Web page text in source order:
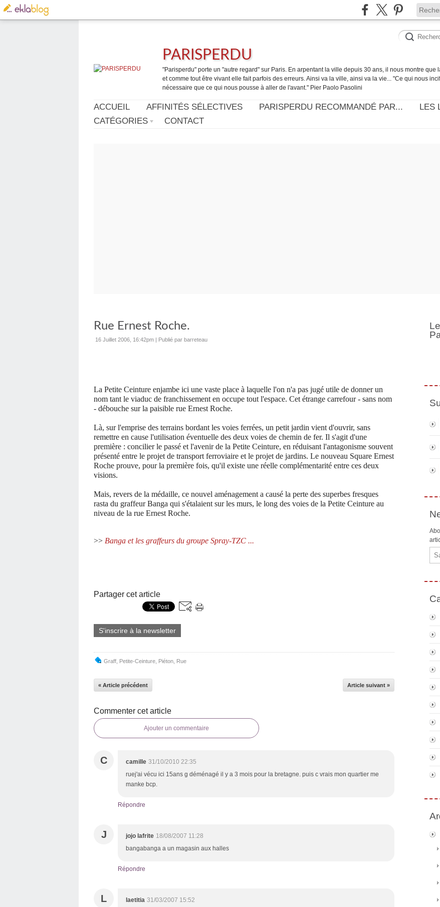
PARISPERDU
"Parisperdu" porte un "autre regard" sur Paris. En arpentant la ville depuis 30 ans, il nous montre que
et comme tout être vivant elle fait parfois des erreurs. Ainsi va la ville, ainsi va la vie... "Ce qui nous
nécessaire que ce qui nous pousse à aller de l'avant." Pier Paolo Pasolini
ACCUEIL AFFINITÉS SÉLECTIVES PARISPERDU RECOMMANDÉ PAR...
LES
CATÉGORIES
CONTACT
Rue Ernest Roche.
16 Juillet 2006, 16:42pm | Publié par barreteau
La Petite Ceinture enjambe ici une vaste place à laquelle l'on n'a pas jugé utile de donner un
nom tant le viaduc de franchissement en occupe tout l'espace. Cet étrange carrefour - sans nom
- débouche sur la paisible rue Ernest Roche.
Là, sur l'emprise des terrains bordant les voies ferrées, un petit jardin vient d'ouvrir, sans
remettre en cause l'utilisation éventuelle des deux voies de chemin de fer. Il s'agit d'une
première : concilier le passé et l'avenir de la Petite Ceinture, en réduisant l'antagonisme souvent
présenté entre le projet de transport ferroviaire et le projet de jardins. Le nouveau Square Ernest
Roche prouve, pour la première fois, qu'il existe une réelle complémentarité entre ces deux
visions.
Mais, revers de la médaille, ce nouvel aménagement a causé la perte des superbes fresques
rasta du graffeur Banga qui s'étalaient sur les murs, le long des voies de la Petite Ceinture au
niveau de la rue Ernest Roche.
>> Banga et les graffeurs du groupe Spray-TZC ...
Partager cet article
S'inscrire à la newsletter
Graff Petite-Ceinture Piéton Rue
« Article précédent Article suivant »
Commenter cet article
Ajouter un commentaire
C camille 31/10/2010 22:35
ruej'ai vécu ici 15ans g déménagé il y a 3 mois pour la bretagne. puis c vrais mon quartier me
manke bcp.
Répondre
J jojo lafrite 18/08/2007 11:28
bangabanga a un magasin aux halles
Répondre
L laetitia 31/03/2007 15:52